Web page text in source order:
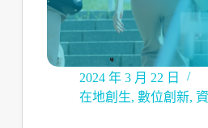
2024 年 3 月 22 日
在地創生, 數位創新,